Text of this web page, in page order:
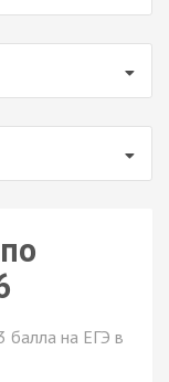
балла на ЕГЭ в